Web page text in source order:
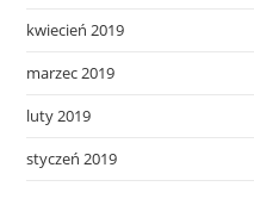
kwiecień 2019
marzec 2019
luty 2019
styczeń 2019